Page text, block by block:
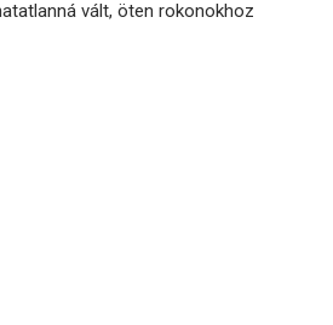
vált, öten rokonokhoz